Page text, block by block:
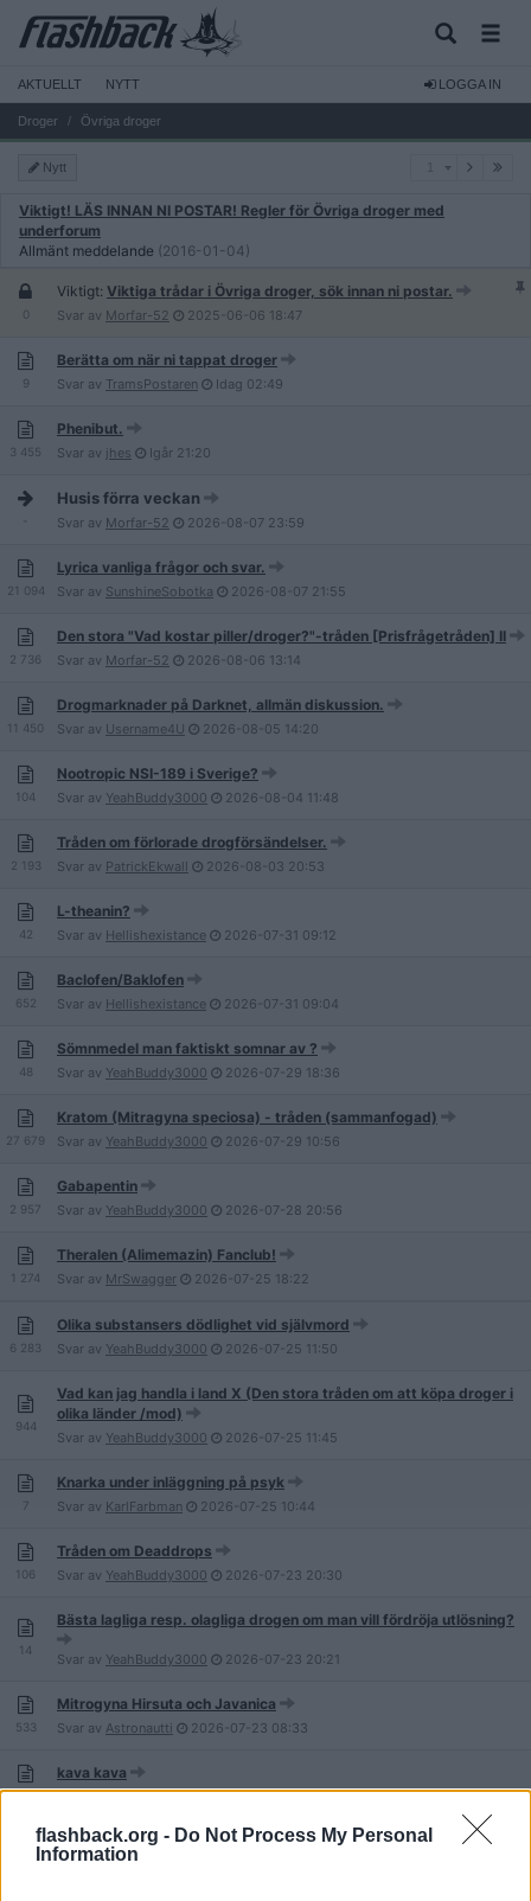
flashback.org - Do Not Process My Personal
Information
AKTUELLT NYTT LOGGA IN
Droger Övriga droger
Nytt
Viktigt! LÄS INNAN NI POSTAR! Regler för Övriga droger med
underforum
Allmänt meddelande (2016-01-04)
0
Viktigt: Viktiga trådar i Övriga droger, sök innan ni postar.
Svar av Morfar-52 2025-06-06 18:47
9
Berätta om när ni tappat droger
Svar av TramsPostaren Idag 02:49
3 455
Phenibut.
Svar av jhes Igår 21:20
Husis förra veckan
Svar av Morfar-52 2026-08-07 23:59
21 094
Lyrica vanliga frågor och svar.
Svar av SunshineSobotka 2026-08-07 21:55
2 736
Den stora "Vad kostar piller/droger?"-tråden [Prisfrågetråden] II
Svar av Morfar-52 2026-08-06 13:14
11 450
Drogmarknader på Darknet, allmän diskussion.
Svar av Username4U 2026-08-05 14:20
104
Nootropic NSI-189 i Sverige?
Svar av YeahBuddy3000 2026-08-04 11:48
2 193
Tråden om förlorade drogförsändelser.
Svar av PatrickEkwall 2026-08-03 20:53
42
L-theanin?
Svar av Hellishexistance 2026-07-31 09:12
652
Baclofen/Baklofen
Svar av Hellishexistance 2026-07-31 09:04
48
Sömnmedel man faktiskt somnar av ?
Svar av YeahBuddy3000 2026-07-29 18:36
27 679
Kratom (Mitragyna speciosa) - tråden (sammanfogad)
Svar av YeahBuddy3000 2026-07-29 10:56
2 957
Gabapentin
Svar av YeahBuddy3000 2026-07-28 20:56
1 274
Theralen (Alimemazin) Fanclub!
Svar av MrSwagger 2026-07-25 18:22
6 283
Olika substansers dödlighet vid självmord
Svar av YeahBuddy3000 2026-07-25 11:50
944
Vad kan jag handla i land X (Den stora tråden om att köpa droger i
olika länder /mod)
Svar av YeahBuddy3000 2026-07-25 11:45
7
Knarka under inläggning på psyk
Svar av KarlFarbman 2026-07-25 10:44
106
Tråden om Deaddrops
Svar av YeahBuddy3000 2026-07-23 20:30
14
Bästa lagliga resp. olagliga drogen om man vill fördröja utlösning?
Svar av YeahBuddy3000 2026-07-23 20:21
533
Mitrogyna Hirsuta och Javanica
Svar av Astronautti 2026-07-23 08:33
254
kava kava
Svar avFrans-Jaeger 2026-07-2207:57
Kan Jag blanda det här? (frågor om samtidiga intag av olika
droger)